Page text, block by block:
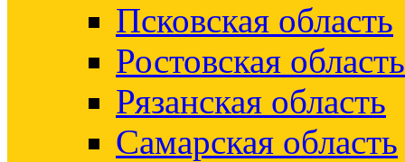
Псковская область
Ростовская область
Рязанская область
Самарская область